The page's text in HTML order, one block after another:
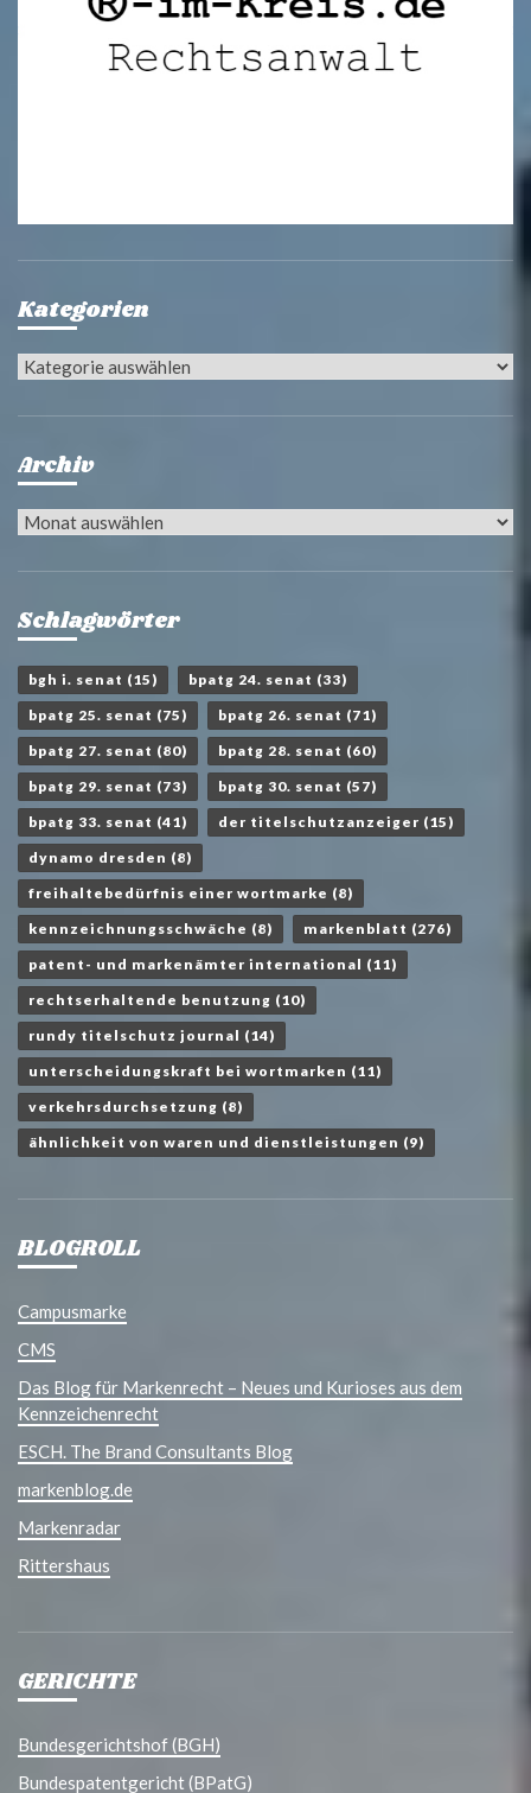
Kategorien
Kategorien
Archiv
Archiv
Schlagwörter
bgh i. senat (15) bpatg 24. senat (33)
bpatg 25. senat (75) bpatg 26. senat (71)
bpatg 27. senat (80) bpatg 28. senat (60)
bpatg 29. senat (73) bpatg 30. senat (57)
bpatg 33. senat (41) der titelschutzanzeiger (15)
dynamo dresden (8)
freihaltebedürfnis einer wortmarke (8)
kennzeichnungsschwäche (8) markenblatt (276)
patent- und markenämter international (11)
rechtserhaltende benutzung (10)
rundy titelschutz journal (14)
unterscheidungskraft bei wortmarken (11)
verkehrsdurchsetzung (8)
ähnlichkeit von waren und dienstleistungen (9)
BLOGROLL
Campusmarke
CMS
Das Blog für Markenrecht – Neues und Kurioses aus dem
Kennzeichenrecht
ESCH. The Brand Consultants Blog
markenblog.de
Markenradar
Rittershaus
GERICHTE
Bundesgerichtshof (BGH)
Bundespatentgericht (BPatG)